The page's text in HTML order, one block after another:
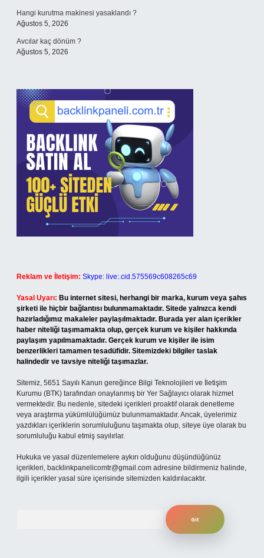
Hangi kurutma makinesi yasaklandı ?
Ağustos 5, 2026
Avcılar kaç dönüm ?
Ağustos 5, 2026
Reklam ve İletişim: Skype: live:.cid.575569c608265c69
Yasal Uyarı: Bu internet sitesi, herhangi bir marka, kurum veya şahıs
şirketi ile hiçbir bağlantısı bulunmamaktadır. Sitede yalnızca kendi
hazırladığımız makaleler paylaşılmaktadır. Burada yer alan içerikler
haber niteliği taşımamakta olup, gerçek kurum ve kişiler hakkında
paylaşım yapılmamaktadır. Gerçek kurum ve kişiler ile isim
benzerlikleri tamamen tesadüfidir. Sitemizdeki bilgiler taslak
halindedir ve tavsiye niteliği taşımazlar.
Sitemiz, 5651 Sayılı Kanun gereğince Bilgi Teknolojileri ve İletişim
Kurumu (BTK) tarafından onaylanmış bir Yer Sağlayıcı olarak hizmet
vermektedir. Bu nedenle, sitedeki içerikleri proaktif olarak denetleme
veya araştırma yükümlülüğümüz bulunmamaktadır. Ancak, üyelerimiz
yazdıkları içeriklerin sorumluluğunu taşımakta olup, siteye üye olarak bu
sorumluluğu kabul etmiş sayılırlar.
Hukuka ve yasal düzenlemelere aykırı olduğunu düşündüğünüz
içerikleri, backlinkpanelicomtr@gmail.com adresine bildirmeniz halinde,
ilgili içerikler yasal süre içerisinde sitemizden kaldırılacaktır.